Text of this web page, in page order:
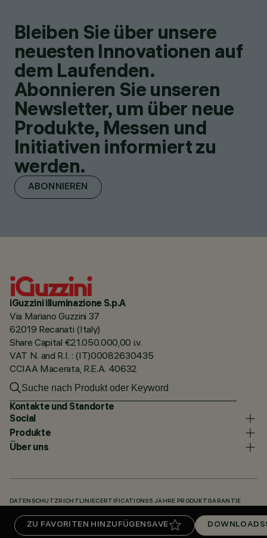
ZU FAVORITEN HINZUFÜGEN SAVE DOWNLOADS
Bleiben Sie über unsere
neuesten Innovationen auf
dem Laufenden.
Abonnieren Sie unseren
Newsletter, um über neue
Produkte, Messen und
Initiativen informiert zu
werden.
ABONNIEREN
iGuzzini illuminazione S.p.A
Via Mariano Guzzini 37
62019 Recanati (Italy)
Share Capital €21.050.000,00 i.v.
VAT N. and R.I. : (IT)00082630435
CCIAA Macerata, R.E.A. 40632
Kontakte und Standorte
Social
Produkte
Über uns
DATENSCHUTZRICHTLINIECERTIFICATIONS 5 JAHRE PRODUKTGARANTIE
UNSERE CODES KNOWLEDGE BASE (LOGIN REQUIRED) DOWNLOADS